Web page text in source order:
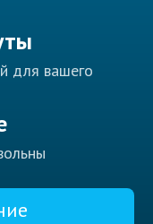
для вашего